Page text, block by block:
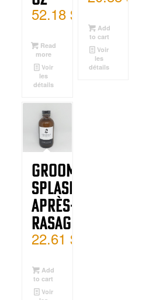
52.18$
Read
more
Voir
les
détails
Add
to cart
Voir
les
détails
Groom
Splash
Après-
Rasage
22.61$
Add
to cart
Voir